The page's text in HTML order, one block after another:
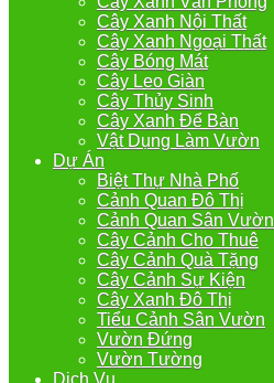
Cây Xanh Nội Thất
Cây Xanh Ngoại Thất
Cây Bóng Mát
Cây Leo Giàn
Cây Thủy Sinh
Cây Xanh Để Bàn
Vật Dụng Làm Vườn
Dự Án
Biệt Thự Nhà Phố
Cảnh Quan Đô Thị
Cảnh Quan Sân Vườn
Cây Cảnh Cho Thuê
Cây Cảnh Quà Tặng
Cây Cảnh Sự Kiện
Cây Xanh Đô Thị
Tiểu Cảnh Sân Vườn
Vườn Đứng
Vườn Tường
Dịch Vụ